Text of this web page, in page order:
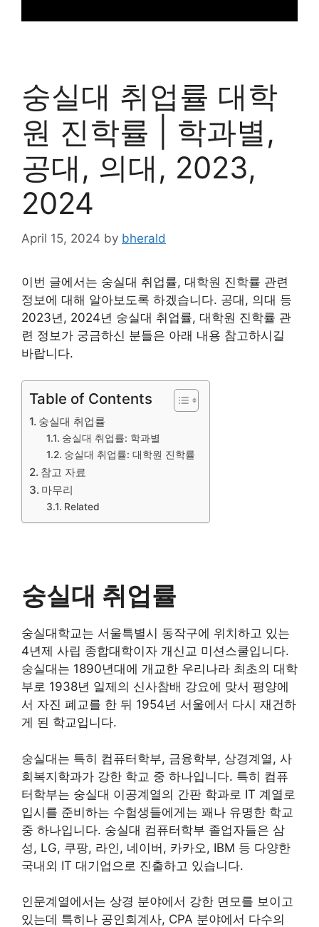
숭실대 취업률 대학
원 진학률 | 학과별,
공대, 의대, 2023,
2024
April 15, 2024 by bherald
이번 글에서는 숭실대 취업률, 대학원 진학률 관련
정보에 대해 알아보도록 하겠습니다. 공대, 의대 등
2023년, 2024년 숭실대 취업률, 대학원 진학률 관
련 정보가 궁금하신 분들은 아래 내용 참고하시길
바랍니다.
Table of Contents
숭실대 취업률
숭실대 취업률: 학과별
숭실대 취업률: 대학원 진학률
참고 자료
마무리
Related
숭실대 취업률
숭실대학교는 서울특별시 동작구에 위치하고 있는
4년제 사립 종합대학이자 개신교 미션스쿨입니다.
숭실대는 1890년대에 개교한 우리나라 최초의 대학
부로 1938년 일제의 신사참배 강요에 맞서 평양에
서 자진 폐교를 한 뒤 1954년 서울에서 다시 재건하
게 된 학교입니다.
숭실대는 특히 컴퓨터학부, 금융학부, 상경계열, 사
회복지학과가 강한 학교 중 하나입니다. 특히 컴퓨
터학부는 숭실대 이공계열의 간판 학과로 IT 계열로
입시를 준비하는 수험생들에게는 꽤나 유명한 학교
중 하나입니다. 숭실대 컴퓨터학부 졸업자들은 삼
성, LG, 쿠팡, 라인, 네이버, 카카오, IBM 등 다양한
국내외 IT 대기업으로 진출하고 있습니다.
인문계열에서는 상경 분야에서 강한 면모를 보이고
있는데 특히나 공인회계사, CPA 분야에서 다수의